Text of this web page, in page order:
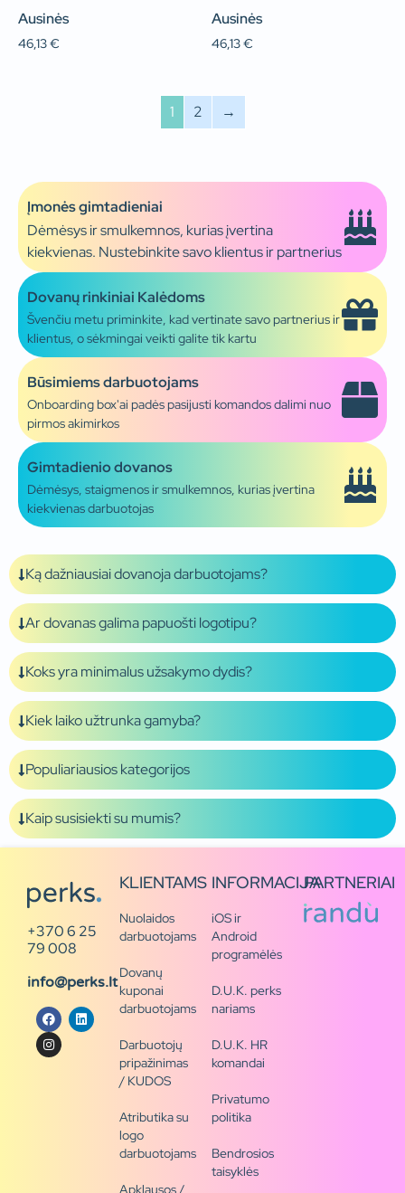
Ausinės
46,13€
Ausinės
46,13€
1 2 →
Įmonės gimtadieniai
Dėmėsys ir smulkemnos, kurias įvertina
kiekvienas. Nustebinkite savo klientus ir partnerius
Dovanų rinkiniai Kalėdoms
Švenčiu metu priminkite, kad vertinate savo partnerius ir
klientus, o sėkmingai veikti galite tik kartu
Būsimiems darbuotojams
Onboarding box'ai padės pasijusti komandos dalimi nuo
pirmos akimirkos
Gimtadienio dovanos
Dėmėsys, staigmenos ir smulkemnos, kurias įvertina
kiekvienas darbuotojas
Ką dažniausiai dovanoja darbuotojams?
Ar dovanas galima papuošti logotipu?
Koks yra minimalus užsakymo dydis?
Kiek laiko užtrunka gamyba?
Populiariausios kategorijos
Kaip susisiekti su mumis?
+370 6 25
79 008
info@perks.lt
KLIENTAMS
Nuolaidos
darbuotojams
Dovanų
kuponai
darbuotojams
Darbuotojų
pripažinimas
/ KUDOS
Atributika su
logo
darbuotojams
INFORMACIJA
iOS ir
Android
programėlės
D.U.K. perks
nariams
D.U.K. HR
komandai
Privatumo
politika
Bendrosios
taisyklės
PARTNERIAI